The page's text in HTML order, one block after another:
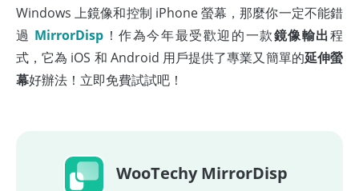
Windows 上鏡像和控制 iPhone 螢幕，那麼你一定不能錯
過 MirrorDisp ！作為今年最受歡迎的一款鏡像輸出程
式，它為 iOS 和 Android 用戶提供了專業又簡單的延伸螢
幕好辦法！立即免費試試吧！
WooTechy MirrorDisp